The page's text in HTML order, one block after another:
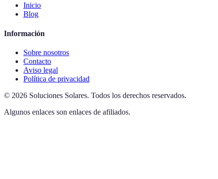
Inicio
Blog
Información
Sobre nosotros
Contacto
Aviso legal
Política de privacidad
© 2026 Soluciones Solares. Todos los derechos reservados.
Algunos enlaces son enlaces de afiliados.